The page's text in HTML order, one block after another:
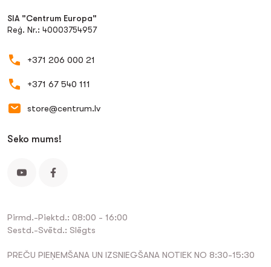
SIA "Centrum Europa"
Reģ. Nr.: 40003754957
+371 206 000 21
+371 67 540 111
store@centrum.lv
Seko mums!
Pirmd.-Piektd.: 08:00 - 16:00
Sestd.-Svētd.: Slēgts
PREČU PIEŅEMŠANA UN IZSNIEGŠANA NOTIEK NO 8:30-15:30